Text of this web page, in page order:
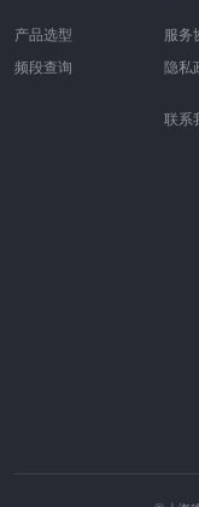
产品选型
频段查询
服务
隐私
联系